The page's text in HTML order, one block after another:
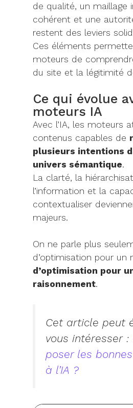
de qualité, un maillage
cohérent et une
restent des leviers
Ces éléments
moteurs de
du site et la légitimité
Ce qui évolue
moteurs IA
Avec l’IA, les moteurs
contenus capables de
plusieurs intentions
univers sémantique.
La clarté, la
l’information et la
contextualiser
majeurs.
On ne parle plus
d’optimisation pour un
d’optimisation pour
raisonnement.
Cet article peut
vous intéresser :
poser les
à l’IA ?